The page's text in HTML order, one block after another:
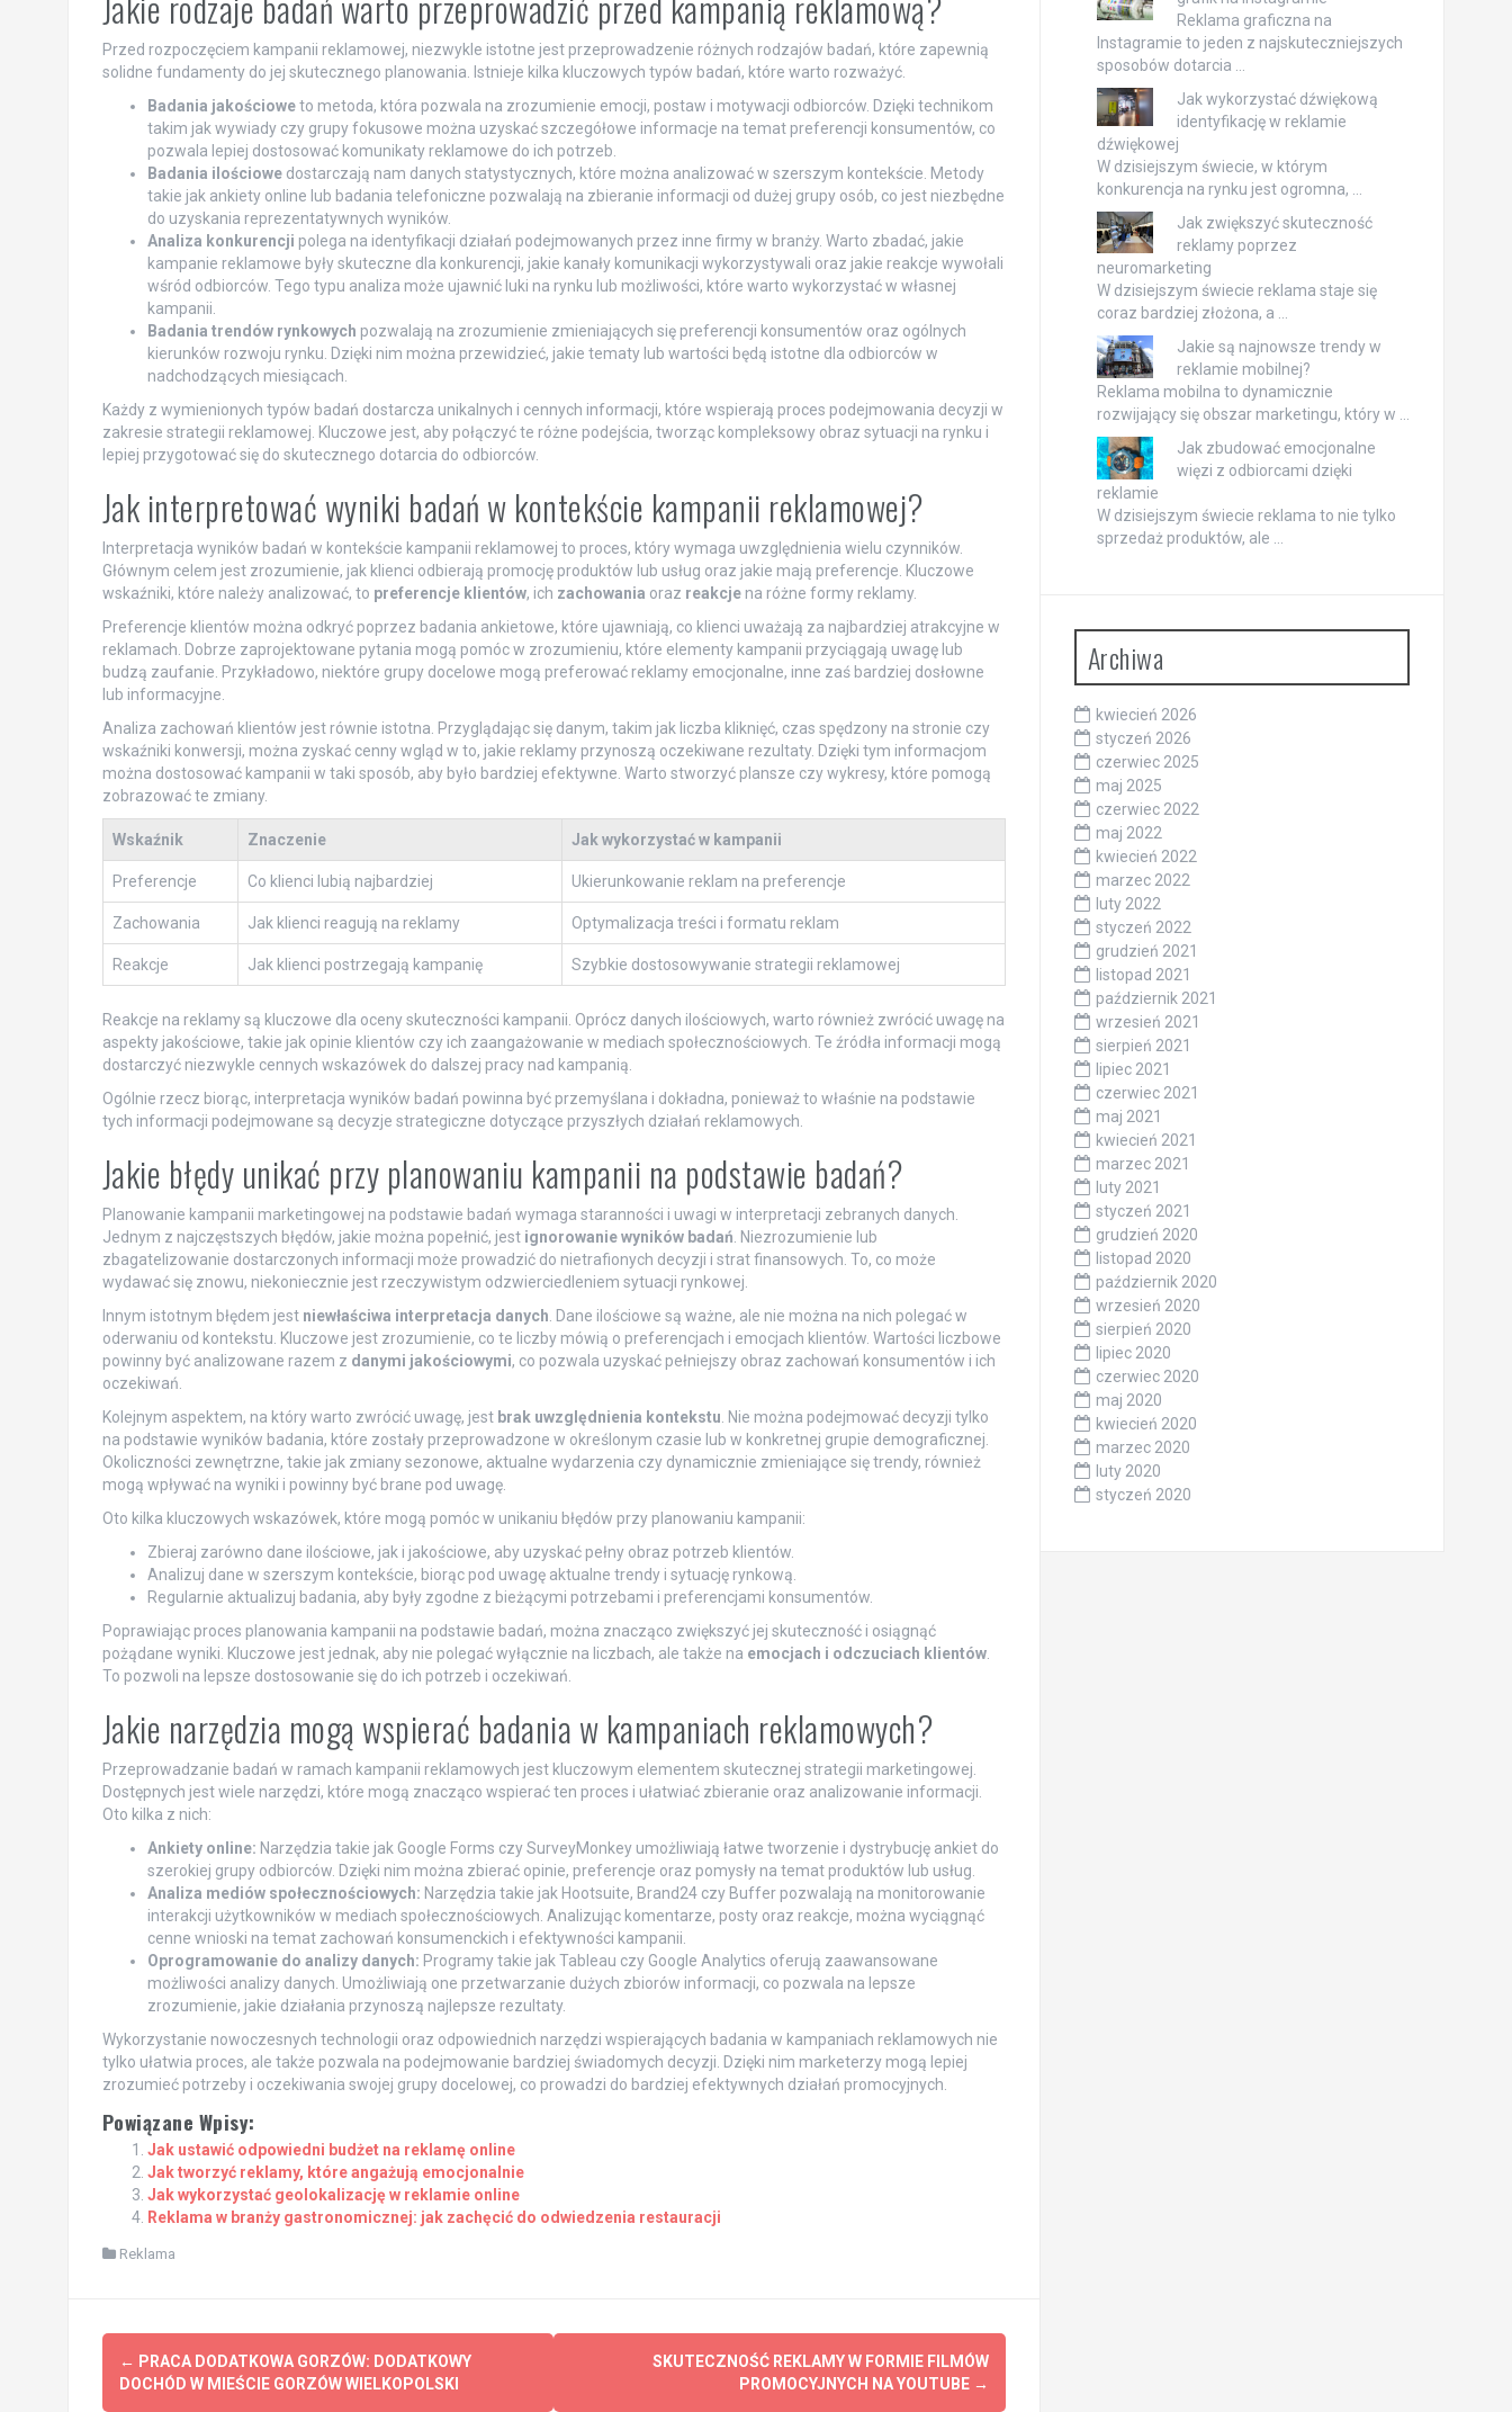
Przed rozpoczęciem kampanii reklamowej, niezwykle istotne jest przeprowadzenie różnych rodzajów badań, które zapewnią
solidne fundamenty do jej skutecznego planowania. Istnieje kilka kluczowych typów badań, które warto rozważyć.
Badania jakościoweto metoda, która pozwala na zrozumienie emocji, postaw i motywacji odbiorców. Dzięki technikom
takim jak wywiady czy grupy fokusowe można uzyskać szczegółowe informacje na temat preferencji konsumentów, co
pozwala lepiej dostosować komunikaty reklamowe do ich potrzeb.
Badania ilościowedostarczają nam danych statystycznych, które można analizować w szerszym kontekście. Metody
takie jak ankiety online lub badania telefoniczne pozwalają na zbieranie informacji od dużej grupy osób, co jest niezbędne
do uzyskania reprezentatywnych wyników.
Analiza konkurencji polega na identyfikacji działań podejmowanych przez inne firmy w branży. Warto zbadać, jakie
kampanie reklamowe były skuteczne dla konkurencji, jakie kanały komunikacji wykorzystywali oraz jakie reakcje wywołali
wśród odbiorców. Tego typu analiza może ujawnić luki na rynku lub możliwości, które warto wykorzystać w własnej
kampanii.
Badania trendów rynkowych pozwalają na zrozumienie zmieniających się preferencji konsumentów oraz ogólnych
kierunków rozwoju rynku. Dzięki nim można przewidzieć, jakie tematy lub wartości będą istotne dla odbiorców w
nadchodzących miesiącach.
Każdy z wymienionych typów badań dostarcza unikalnych i cennych informacji, które wspierają proces podejmowania decyzji w
zakresie strategii reklamowej. Kluczowe jest, aby połączyć te różne podejścia, tworząc kompleksowy obraz sytuacji na rynku i
lepiej przygotować się do skutecznego dotarcia do odbiorców.
Jak interpretować wyniki badań w kontekście kampanii reklamowej?
Interpretacja wyników badań w kontekście kampanii reklamowej to proces, który wymaga uwzględnienia wielu czynników.
Głównym celem jest zrozumienie, jak klienci odbierają promocję produktów lub usług oraz jakie mają preferencje. Kluczowe
wskaźniki, które należy analizować, to preferencje klientów, ich zachowania oraz reakcjena różne formy reklamy.
Preferencje klientów można odkryć poprzez badania ankietowe, które ujawniają, co klienci uważają za najbardziej atrakcyjne w
reklamach. Dobrze zaprojektowane pytania mogą pomóc w zrozumieniu, które elementy kampanii przyciągają uwagę lub
budzą zaufanie. Przykładowo, niektóre grupy docelowe mogą preferować reklamy emocjonalne, inne zaś bardziej dosłowne
lub informacyjne.
Analiza zachowań klientów jest równie istotna. Przyglądając się danym, takim jak liczba kliknięć, czas spędzony na stronie czy
wskaźniki konwersji, można zyskać cenny wgląd w to, jakie reklamy przynoszą oczekiwane rezultaty. Dzięki tym informacjom
można dostosować kampanii w taki sposób, aby było bardziej efektywne. Warto stworzyć plansze czy wykresy, które pomogą
zobrazować te zmiany.
Wskaźnik Znaczenie Jak wykorzystać w kampanii
Preferencje Co klienci lubią najbardziej Ukierunkowanie reklam na preferencje
Zachowania Jak klienci reagują na reklamy Optymalizacja treści i formatu reklam
Reakcje Jak klienci postrzegają kampanię Szybkie dostosowywanie strategii reklamowej
Reakcje na reklamy są kluczowe dla oceny skuteczności kampanii. Oprócz danych ilościowych, warto również zwrócić uwagę na
aspekty jakościowe, takie jak opinie klientów czy ich zaangażowanie w mediach społecznościowych. Te źródła informacji mogą
dostarczyć niezwykle cennych wskazówek do dalszej pracy nad kampanią.
Ogólnie rzecz biorąc, interpretacja wyników badań powinna być przemyślana i dokładna, ponieważ to właśnie na podstawie
tych informacji podejmowane są decyzje strategiczne dotyczące przyszłych działań reklamowych.
Jakie błędy unikać przy planowaniu kampanii na podstawie badań?
Planowanie kampanii marketingowej na podstawie badań wymaga staranności i uwagi w interpretacji zebranych danych.
Jednym z najczęstszych błędów, jakie można popełnić, jest ignorowanie wyników badań. Niezrozumienie lub
zbagatelizowanie dostarczonych informacji może prowadzić do nietrafionych decyzji i strat finansowych. To, co może
wydawać się znowu, niekoniecznie jest rzeczywistym odzwierciedleniem sytuacji rynkowej.
Innym istotnym błędem jest niewłaściwa interpretacja danych. Dane ilościowe są ważne, ale nie można na nich polegać w
oderwaniu od kontekstu. Kluczowe jest zrozumienie, co te liczby mówią o preferencjach i emocjach klientów. Wartości liczbowe
powinny być analizowane razem z danymi jakościowymi, co pozwala uzyskać pełniejszy obraz zachowań konsumentów i ich
oczekiwań.
Kolejnym aspektem, na który warto zwrócić uwagę, jest brak uwzględnienia kontekstu. Nie można podejmować decyzji tylko
na podstawie wyników badania, które zostały przeprowadzone w określonym czasie lub w konkretnej grupie demograficznej.
Okoliczności zewnętrzne, takie jak zmiany sezonowe, aktualne wydarzenia czy dynamicznie zmieniające się trendy, również
mogą wpływać na wyniki i powinny być brane pod uwagę.
Oto kilka kluczowych wskazówek, które mogą pomóc w unikaniu błędów przy planowaniu kampanii:
Zbieraj zarówno dane ilościowe, jak i jakościowe, aby uzyskać pełny obraz potrzeb klientów.
Analizuj dane w szerszym kontekście, biorąc pod uwagę aktualne trendy i sytuację rynkową.
Regularnie aktualizuj badania, aby były zgodne z bieżącymi potrzebami i preferencjami konsumentów.
Poprawiając proces planowania kampanii na podstawie badań, można znacząco zwiększyć jej skuteczność i osiągnąć
pożądane wyniki. Kluczowe jest jednak, aby nie polegać wyłącznie na liczbach, ale także na emocjach i odczuciach klientów.
To pozwoli na lepsze dostosowanie się do ich potrzeb i oczekiwań.
Jakie narzędzia mogą wspierać badania w kampaniach reklamowych?
Przeprowadzanie badań w ramach kampanii reklamowych jest kluczowym elementem skutecznej strategii marketingowej.
Dostępnych jest wiele narzędzi, które mogą znacząco wspierać ten proces i ułatwiać zbieranie oraz analizowanie informacji.
Oto kilka z nich:
Ankiety online: Narzędzia takie jak Google Forms czy SurveyMonkey umożliwiają łatwe tworzenie i dystrybucję ankiet do
szerokiej grupy odbiorców. Dzięki nim można zbierać opinie, preferencje oraz pomysły na temat produktów lub usług.
Analiza mediów społecznościowych: Narzędzia takie jak Hootsuite, Brand24 czy Buffer pozwalają na monitorowanie
interakcji użytkowników w mediach społecznościowych. Analizując komentarze, posty oraz reakcje, można wyciągnąć
cenne wnioski na temat zachowań konsumenckich i efektywności kampanii.
Oprogramowanie do analizy danych: Programy takie jak Tableau czy Google Analytics oferują zaawansowane
możliwości analizy danych. Umożliwiają one przetwarzanie dużych zbiorów informacji, co pozwala na lepsze
zrozumienie, jakie działania przynoszą najlepsze rezultaty.
Wykorzystanie nowoczesnych technologii oraz odpowiednich narzędzi wspierających badania w kampaniach reklamowych nie
tylko ułatwia proces, ale także pozwala na podejmowanie bardziej świadomych decyzji. Dzięki nim marketerzy mogą lepiej
zrozumieć potrzeby i oczekiwania swojej grupy docelowej, co prowadzi do bardziej efektywnych działań promocyjnych.
Powiązane Wpisy:
Jak ustawić odpowiedni budżet na reklamę online
Jak tworzyć reklamy, które angażują emocjonalnie
Jak wykorzystać geolokalizację w reklamie online
Reklama w branży gastronomicznej: jak zachęcić do odwiedzenia restauracji
Reklama
Post
navigation
← PRACA DODATKOWA GORZÓW: DODATKOWY
DOCHÓD W MIEŚCIE GORZÓW WIELKOPOLSKI
SKUTECZNOŚĆ REKLAMY W FORMIE FILMÓW
PROMOCYJNYCH NA YOUTUBE →
Reklama graficzna na
Instagramie to jeden z najskuteczniejszych
sposobów dotarcia …
Jak wykorzystać dźwiękową
identyfikację w reklamie
dźwiękowej
W dzisiejszym świecie, w którym
konkurencja na rynku jest ogromna, …
Jak zwiększyć skuteczność
reklamy poprzez
neuromarketing
W dzisiejszym świecie reklama staje się
coraz bardziej złożona, a …
Jakie są najnowsze trendy w
reklamie mobilnej?
Reklama mobilna to dynamicznie
rozwijający się obszar marketingu, który w …
Jak zbudować emocjonalne
więzi z odbiorcami dzięki
reklamie
W dzisiejszym świecie reklama to nie tylko
sprzedaż produktów, ale …
Archiwa
kwiecień 2026
styczeń 2026
czerwiec 2025
maj 2025
czerwiec 2022
maj 2022
kwiecień 2022
marzec 2022
luty 2022
styczeń 2022
grudzień 2021
listopad 2021
październik 2021
wrzesień 2021
sierpień 2021
lipiec 2021
czerwiec 2021
maj 2021
kwiecień 2021
marzec 2021
luty 2021
styczeń 2021
grudzień 2020
listopad 2020
październik 2020
wrzesień 2020
sierpień 2020
lipiec 2020
czerwiec 2020
maj 2020
kwiecień 2020
marzec 2020
luty 2020
styczeń 2020